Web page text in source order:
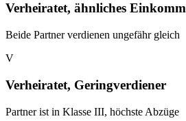
Verheiratet, ähnliches
Beide Partner verdienen ungefähr gleich
V
Verheiratet, Geringverdiener
Partner ist in Klasse III, höchste Abzüge